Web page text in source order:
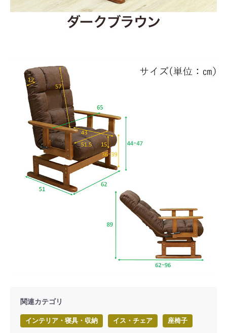
関連カテゴリ
インテリア・寝具・収納 イス・チェア 座椅子